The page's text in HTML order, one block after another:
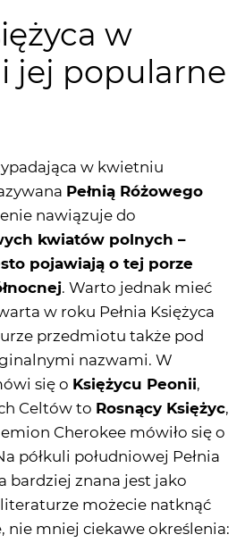
w
jej popularne
w kwietniu
Pełnią Różowego
nawiązuje do
kwiatów polnych –
pojawiają o tej porze
. Warto jednak mieć
w roku Pełnia Księżyca
przedmiotu także pod
nazwami. W
się o Księżycu Peonii,
Celtów to Rosnący Księżyc,
Cherokee mówiło się o
półkuli południowej Pełnia
bardziej znana jest jako
literaturze możecie natknąć
nie mniej ciekawe określenia: